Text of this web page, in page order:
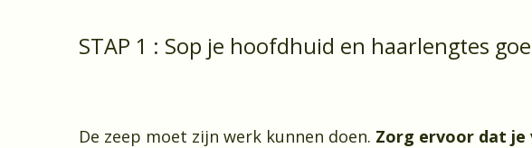
STAP 1 : Sop je hoofdhuid en haarlengtes
De zeep moet zijn werk kunnen doen. Zorg ervoor dat je